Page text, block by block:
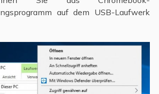
auf dem USB-Laufwerk